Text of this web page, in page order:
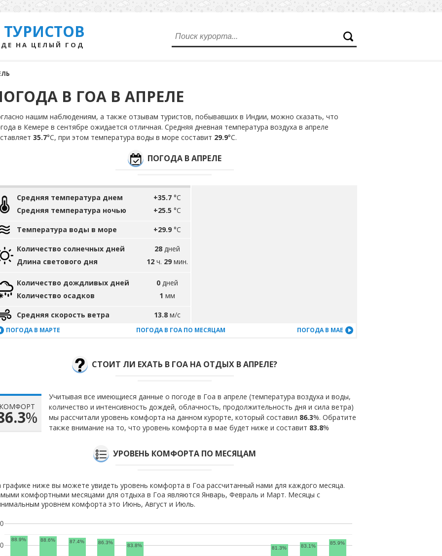
НА ЦЕЛЫЙ ГОД
В ГОА В АПРЕЛЕ
нашим наблюдениям, а также отзывам туристов, побывавших в Индии, можно сказать, что
в Кемере в сентябре ожидается отличная. Средняя дневная температура воздуха в апреле
35.7°С, при этом температура воды в море составит 29.9°С.
ПОГОДА В АПРЕЛЕ
Средняя температура днем
Средняя температура ночью
+35.7 °C
+25.5 °C
Температура воды в море +29.9 °C
Количество солнечных дней
Длина светового дня
28 дней
12 ч. 29 мин.
Количество дождливых дней
Количество осадков
0 дней
1 мм
Средняя скорость ветра 13.8 м/с
ПОГОДА В МАРТЕ ПОГОДА В ГОА ПО МЕСЯЦАМ ПОГОДА В МАЕ
СТОИТ ЛИ ЕХАТЬ В ГОА НА ОТДЫХ В АПРЕЛЕ?
КОМФОРТ
%
Учитывая все имеющиеся данные о погоде в Гоа в апреле (температура воздуха и воды,
количество и интенсивность дождей, облачность, продолжительность дня и сила ветра)
мы рассчитали уровень комфорта на данном курорте, который составил 86.3%. Обратите
также внимание на то, что уровень комфорта в мае будет ниже и составит 83.8%
УРОВЕНЬ КОМФОРТА ПО МЕСЯЦАМ
графике ниже вы можете увидеть уровень комфорта в Гоа рассчитанный нами для каждого месяца.
комфортными месяцами для отдыха в Гоа являются Январь, Февраль и Март. Месяцы с
уровнем комфорта это Июнь, Август и Июль.
88.9% 88.6% 87.4% 86.3%
83.8% 81.3% 83.1%
85.9%